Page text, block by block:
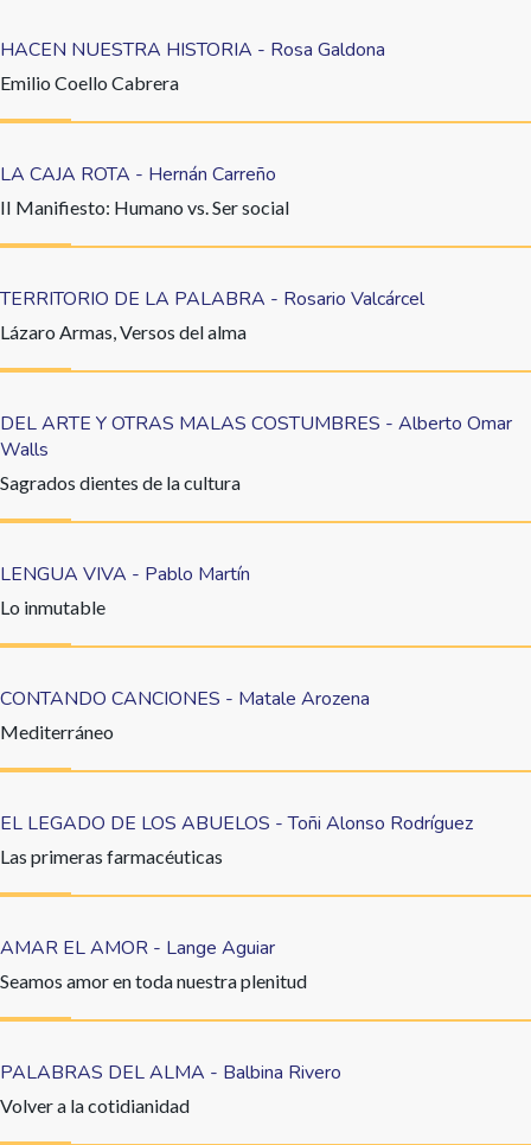
HACEN NUESTRA HISTORIA - Rosa Galdona
Emilio Coello Cabrera
LA CAJA ROTA - Hernán Carreño
II Manifiesto: Humano vs. Ser social
TERRITORIO DE LA PALABRA - Rosario Valcárcel
Lázaro Armas, Versos del alma
DEL ARTE Y OTRAS MALAS COSTUMBRES - Alberto Omar
Walls
Sagrados dientes de la cultura
LENGUA VIVA - Pablo Martín
Lo inmutable
CONTANDO CANCIONES - Matale Arozena
Mediterráneo
EL LEGADO DE LOS ABUELOS - Toñi Alonso Rodríguez
Las primeras farmacéuticas
AMAR EL AMOR - Lange Aguiar
Seamos amor en toda nuestra plenitud
PALABRAS DEL ALMA - Balbina Rivero
Volver a la cotidianidad